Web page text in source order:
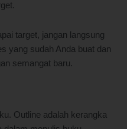
target, jangan langsung
yang sudah Anda buat dan
semangat baru.
Outline adalah kerangka